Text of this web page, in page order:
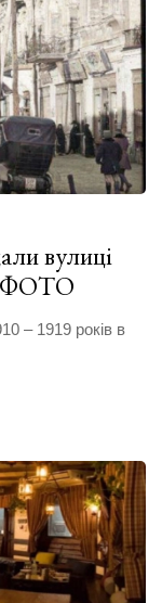
вулиці
ФОТО
– 1919 років в